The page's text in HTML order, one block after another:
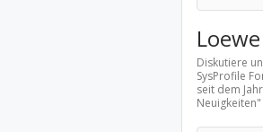
Diskutiere
SysProfile
seit dem
Neuigkeiten